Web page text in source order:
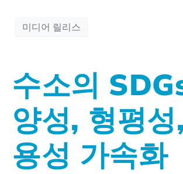
미디어 릴리스
수소의
양성, 형평
용성 가속화